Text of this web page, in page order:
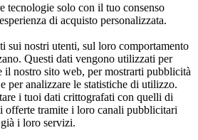
tecnologie solo con il tuo consenso
di acquisto personalizzata.
sui nostri utenti, sul loro comportamento
Questi dati vengono utilizzati per
il nostro sito web, per mostrarti pubblicità
per analizzare le statistiche di utilizzo.
i tuoi dati crittografati con quelli di
offerte tramite i loro canali pubblicitari
i loro servizi.